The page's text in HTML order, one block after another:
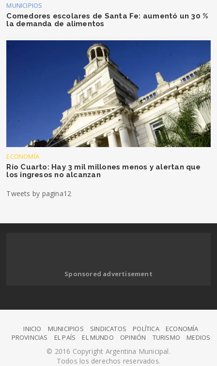
MUNICIPIOS
Comedores escolares de Santa Fe: aumentó un 30 %
la demanda de alimentos
ECONOMÍA
Río Cuarto: Hay 3 mil millones menos y alertan que
los ingresos no alcanzan
Tweets by pagina12
Sponsored advertisement
INICIO MUNICIPIOS SINDICATOS POLÍTICA
ECONOMÍA
PROVINCIAS
EL PAÍS EL MUNDO OPINIÓN TURISMO MEDIOS
© 2016 Copyright Argentina Municipal.
Todos los derechos reservados.